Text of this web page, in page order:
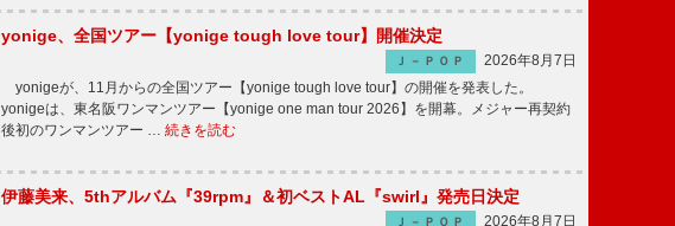
yonige、全国ツアー【yonige tough love tour】開催決定
Ｊ－ＰＯＰ
2026年8月7日
yonigeが、11月からの全国ツアー【yonige tough love tour】の開催を発表した。
yonigeは、東名阪ワンマンツアー【yonige one man tour 2026】を開幕。メジャー再契約
後初のワンマンツアー … 続きを読む
伊藤美来、5thアルバム『39rpm』＆初ベストAL『swirl』発売日決定
Ｊ－ＰＯＰ 2026年8月7日